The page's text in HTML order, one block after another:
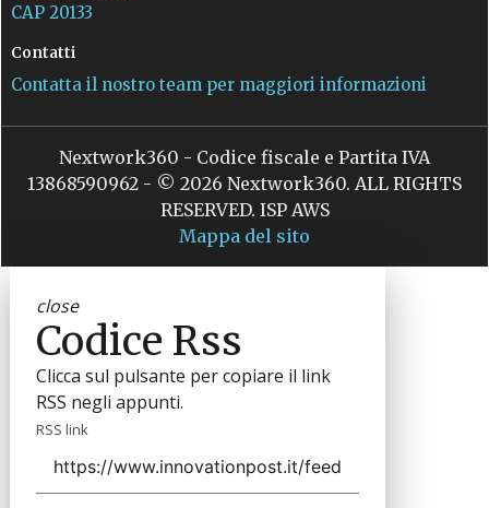
CAP 20133
Contatti
Contatta il nostro team per maggiori informazioni
Nextwork360 - Codice fiscale e Partita IVA
13868590962 - © 2026 Nextwork360. ALL RIGHTS
RESERVED. ISP AWS
Mappa del sito
close
Codice Rss
Clicca sul pulsante per copiare il link
RSS negli appunti.
RSS link